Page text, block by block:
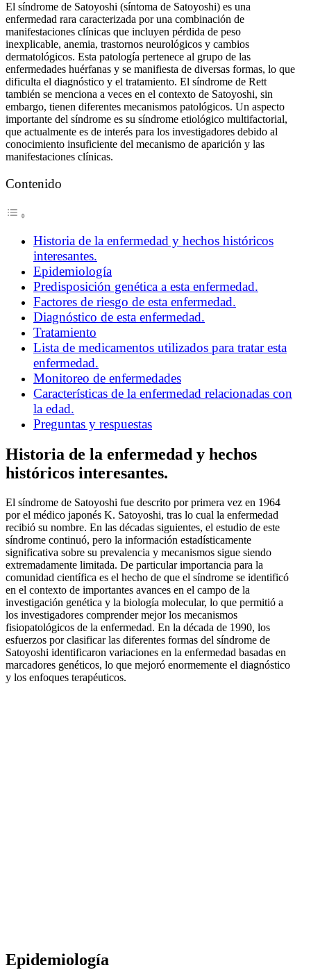
El síndrome de Satoyoshi (síntoma de Satoyoshi) es una
enfermedad rara caracterizada por una combinación de
manifestaciones clínicas que incluyen pérdida de peso
inexplicable, anemia, trastornos neurológicos y cambios
dermatológicos. Esta patología pertenece al grupo de las
enfermedades huérfanas y se manifiesta de diversas formas, lo que
dificulta el diagnóstico y el tratamiento. El síndrome de Rett
también se menciona a veces en el contexto de Satoyoshi, sin
embargo, tienen diferentes mecanismos patológicos. Un aspecto
importante del síndrome es su síndrome etiológico multifactorial,
que actualmente es de interés para los investigadores debido al
conocimiento insuficiente del mecanismo de aparición y las
manifestaciones clínicas.
Contenido
Historia de la enfermedad y hechos históricos
interesantes.
Epidemiología
Predisposición genética a esta enfermedad.
Factores de riesgo de esta enfermedad.
Diagnóstico de esta enfermedad.
Tratamiento
Lista de medicamentos utilizados para tratar esta
enfermedad.
Monitoreo de enfermedades
Características de la enfermedad relacionadas con
la edad.
Preguntas y respuestas
Historia de la enfermedad y hechos
históricos interesantes.
El síndrome de Satoyoshi fue descrito por primera vez en 1964
por el médico japonés K. Satoyoshi, tras lo cual la enfermedad
recibió su nombre. En las décadas siguientes, el estudio de este
síndrome continuó, pero la información estadísticamente
significativa sobre su prevalencia y mecanismos sigue siendo
extremadamente limitada. De particular importancia para la
comunidad científica es el hecho de que el síndrome se identificó
en el contexto de importantes avances en el campo de la
investigación genética y la biología molecular, lo que permitió a
los investigadores comprender mejor los mecanismos
fisiopatológicos de la enfermedad. En la década de 1990, los
esfuerzos por clasificar las diferentes formas del síndrome de
Satoyoshi identificaron variaciones en la enfermedad basadas en
marcadores genéticos, lo que mejoró enormemente el diagnóstico
y los enfoques terapéuticos.
Epidemiología